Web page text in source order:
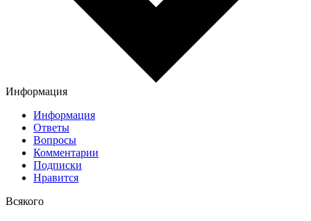
Информация
Информация
Ответы
Вопросы
Комментарии
Подписки
Нравится
Всякого